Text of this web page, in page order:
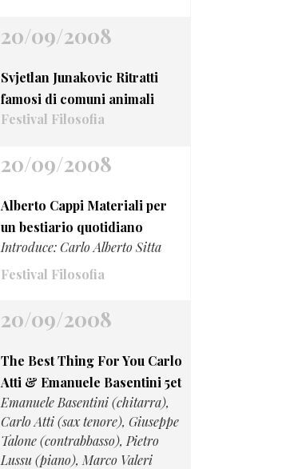
20/09/2008
Svjetlan Junakovic Ritratti
famosi di comuni animali
Festival Filosofia
20/09/2008
Alberto Cappi Materiali per
un bestiario quotidiano
Introduce: Carlo Alberto Sitta
Festival Filosofia
20/09/2008
The Best Thing For You Carlo
Atti & Emanuele Basentini 5et
Emanuele Basentini (chitarra),
Carlo Atti (sax tenore), Giuseppe
Talone (contrabbasso), Pietro
Lussu (piano), Marco Valeri